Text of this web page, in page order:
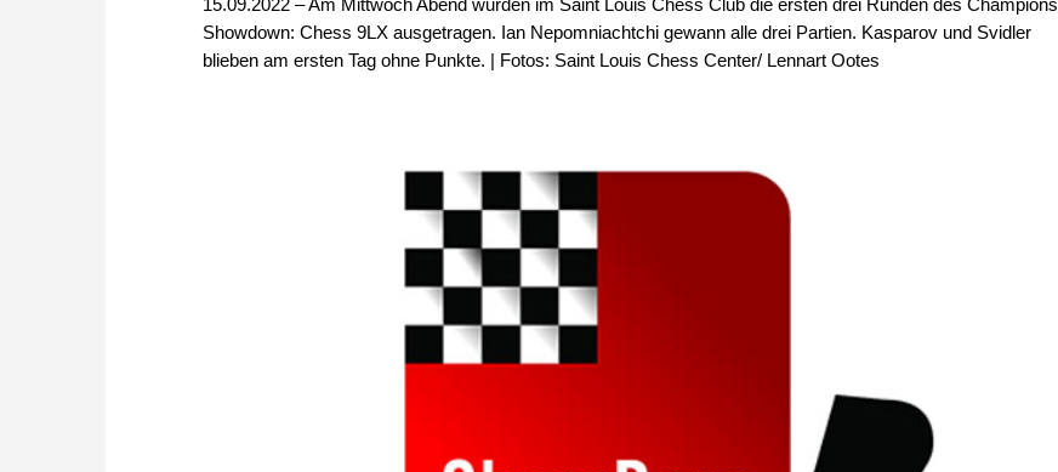
Showdown: Chess 9LX ausgetragen. Ian Nepomniachtchi gewann alle drei Partien. Kasparov und Svidler
blieben am ersten Tag ohne Punkte. | Fotos: Saint Louis Chess Center/ Lennart Ootes